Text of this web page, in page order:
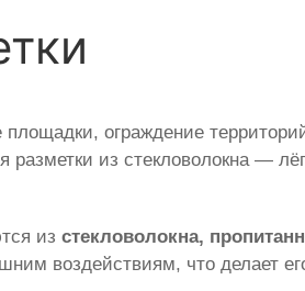
ограждение
из стекловолокна —
изстекловолокна,
воздействиям, что делает